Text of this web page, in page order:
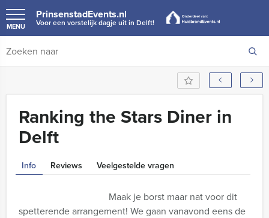
PrinsenstadEvents.nl
Voor een vorstelijk dagje uit in Delft!
MENU
Ranking the Stars Diner in
Delft
Info Reviews Veelgestelde vragen
Maak je borst maar nat voor dit
spetterende arrangement! We gaan vanavond eens de